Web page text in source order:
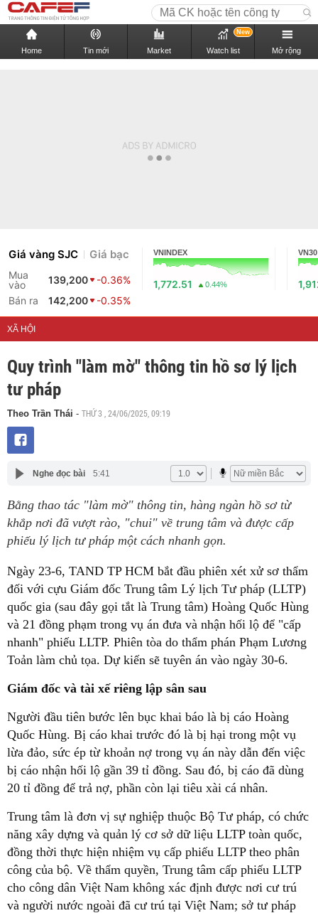
Home Tin mới Market Watch list
New
Mở rộng
Giá vàng SJC Giá bạc
Mua
vào
139,200
-0.36%
Bán ra
142,200 -0.35%
VNINDEX
1,772.51 0.44%
VN30
XÃ HỘI
Quy trình "làm mờ" thông tin hồ sơ lý lịch
tư pháp
Theo Trần Thái - THỨ 3 , 24/06/2025, 09:19
Nghe đọc bài 5:41
Bằng thao tác "làm mờ" thông tin, hàng ngàn hồ sơ từ
khắp nơi đã vượt rào, "chui" về trung tâm và được cấp
phiếu lý lịch tư pháp một cách nhanh gọn.
Ngày 23-6, TAND TP HCM bắt đầu phiên xét xử sơ thẩm
đối với cựu Giám đốc Trung tâm Lý lịch Tư pháp (LLTP)
quốc gia (sau đây gọi tắt là Trung tâm) Hoàng Quốc Hùng
và 21 đồng phạm trong vụ án đưa và nhận hối lộ để "cấp
nhanh" phiếu LLTP. Phiên tòa do thẩm phán Phạm Lương
Toản làm chủ tọa. Dự kiến sẽ tuyên án vào ngày 30-6.
Giám đốc và tài xế riêng lập sân sau
Người đầu tiên bước lên bục khai báo là bị cáo Hoàng
Quốc Hùng. Bị cáo khai trước đó là bị hại trong một vụ
lừa đảo, sức ép từ khoản nợ trong vụ án này dẫn đến việc
bị cáo nhận hối lộ gần 39 tỉ đồng. Sau đó, bị cáo đã dùng
20 tỉ đồng để trả nợ, phần còn lại tiêu xài cá nhân.
Trung tâm là đơn vị sự nghiệp thuộc Bộ Tư pháp, có chức
năng xây dựng và quản lý cơ sở dữ liệu LLTP toàn quốc,
đồng thời thực hiện nhiệm vụ cấp phiếu LLTP theo phân
công của bộ. Về thẩm quyền, Trung tâm cấp phiếu LLTP
cho công dân Việt Nam không xác định được nơi cư trú
và người nước ngoài đã cư trú tại Việt Nam; sở tư pháp